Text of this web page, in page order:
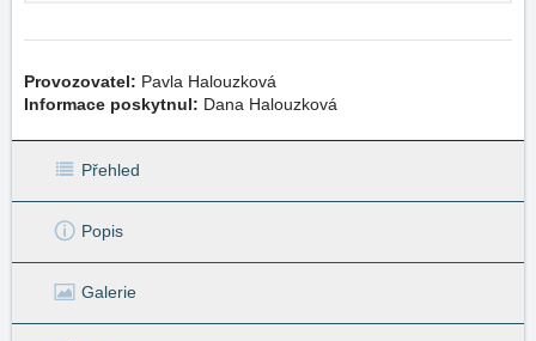
Provozovatel: Pavla Halouzková
Informace poskytnul: Dana Halouzková
Přehled
Popis
Galerie